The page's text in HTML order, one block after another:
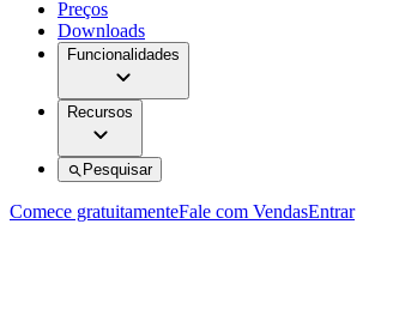
Preços
Downloads
Funcionalidades
Recursos
Pesquisar
Comece gratuitamenteFale com VendasEntrar